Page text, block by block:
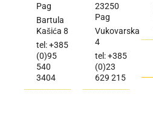
Pag
Bartula
Kašića 8
tel: +385
(0)95
540
3404
23250
Pag
Vukovarska
4
tel: +385
(0)23
629 215